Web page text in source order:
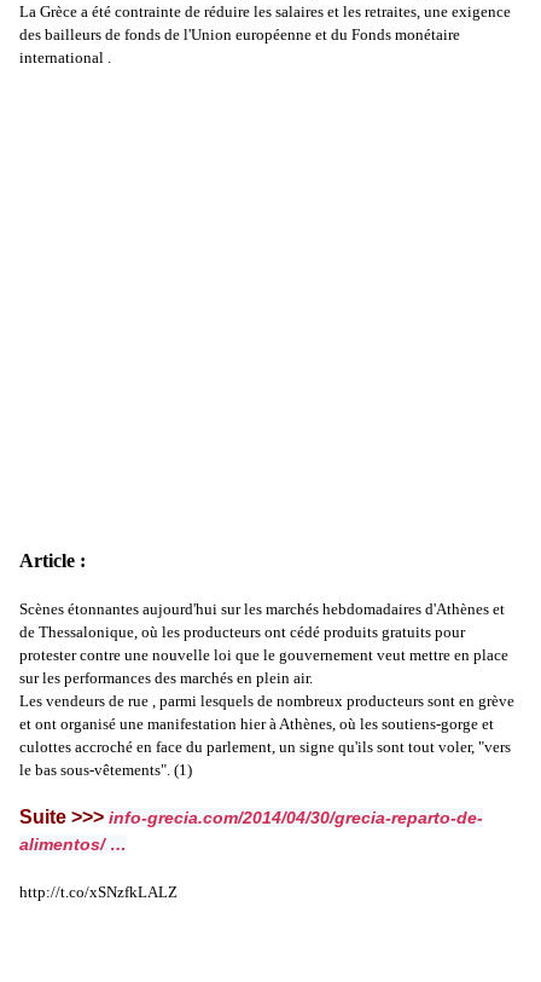
La Grèce a été contrainte de réduire les salaires et les retraites, une exigence
des bailleurs de fonds de l'Union européenne et du Fonds monétaire
international .
Article :
Scènes étonnantes aujourd'hui sur les marchés hebdomadaires d'Athènes et
de Thessalonique, où les producteurs ont cédé produits gratuits pour
protester contre une nouvelle loi que le gouvernement veut mettre en place
sur les performances des marchés en plein air.
Les vendeurs de rue , parmi lesquels de nombreux producteurs sont en grève
et ont organisé une manifestation hier à Athènes, où les soutiens-gorge et
culottes accroché en face du parlement, un signe qu'ils sont tout voler, "vers
le bas sous-vêtements". (1)
Suite >>> info-grecia.com/2014/04/30/grecia-reparto-de-
alimentos/ …
http://t.co/xSNzfkLALZ